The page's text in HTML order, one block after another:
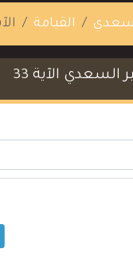
القيامة
الآية 33